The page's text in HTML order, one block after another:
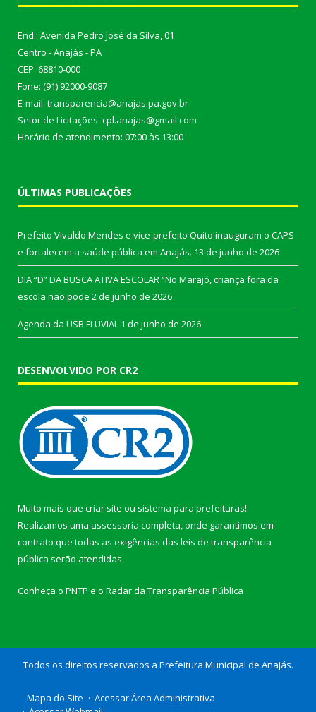
End.: Avenida Pedro José da Silva, 01
Centro - Anajás - PA
CEP: 68810-000
Fone: (91) 92000-9087
E-mail: transparencia@anajas.pa.gov.br
Setor de Licitações: cpl.anajas@gmail.com
Horário de atendimento: 07:00 às 13:00
ÚLTIMAS PUBLICAÇÕES
Prefeito Vivaldo Mendes e vice-prefeito Quito inauguram o CAPS
e fortalecem a saúde pública em Anajás. 13 de junho de 2026
DIA “D” DA BUSCA ATIVA ESCOLAR “No Marajó, criança fora da
escola não pode 2 de junho de 2026
Agenda da USB FLUVIAL 1 de junho de 2026
DESENVOLVIDO POR CR2
Muito mais que criar site ou sistema para prefeituras!
Realizamos uma assessoria completa, onde garantimos em
contrato que todas as exigências das leis de transparência
pública serão atendidas.
Conheça o PNTP e o Radar da Transparência Pública
Todos os direitos reservados a Prefeitura Municipal de Anajás.
Mapa do Site
Acessar Área Administrativa